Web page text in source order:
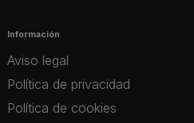
Información
Aviso legal
Política de privacidad
Política de cookies